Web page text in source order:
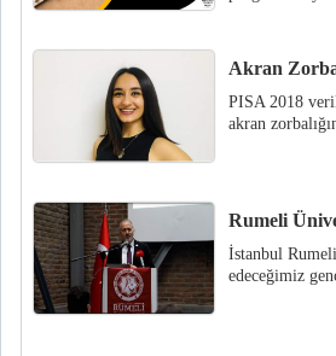
Akran
PISA 2018
akran
Rumeli
İstanbul
edeceğimiz